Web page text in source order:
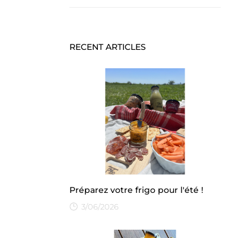
RECENT ARTICLES
Préparez votre frigo pour l'été !
3/06/2026